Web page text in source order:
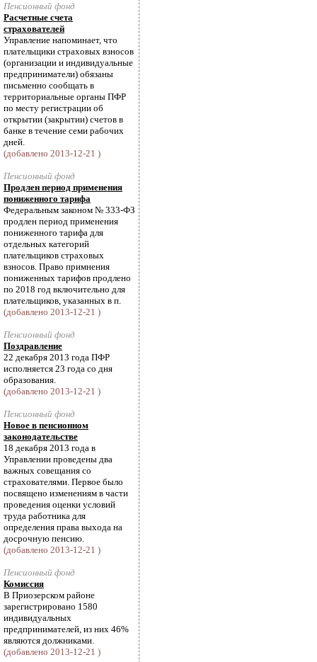
Пенсионный фонд
Расчетные счета
страхователей
Управление напоминает, что
плательщики страховых взносов
(организации и индивидуальные
предприниматели) обязаны
письменно сообщать в
территориальные органы ПФР
по месту регистрации об
открытии (закрытии) счетов в
банке в течение семи рабочих
дней.
(добавлено 2013-12-21 )
Пенсионный фонд
Продлен период применения
пониженного тарифа
Федеральным законом № 333-ФЗ
продлен период применения
пониженного тарифа для
отдельных категорий
плательщиков страховых
взносов. Право примнения
пониженных тарифов продлено
по 2018 год включительно для
плательщиков, указанных в п.
(добавлено 2013-12-21 )
Пенсионный фонд
Поздравление
22 декабря 2013 года ПФР
исполняется 23 года со дня
образования.
(добавлено 2013-12-21 )
Пенсионный фонд
Новое в пенсионном
законодательстве
18 декабря 2013 года в
Управлении проведены два
важных совещания со
страхователями. Первое было
посвящено изменениям в части
проведения оценки условий
труда работника для
определения права выхода на
досрочную пенсию.
(добавлено 2013-12-21 )
Пенсионный фонд
Комиссия
В Приозерском районе
зарегистрировано 1580
индивидуальных
предпринимателей, из них 46%
являются должниками.
(добавлено 2013-12-21 )